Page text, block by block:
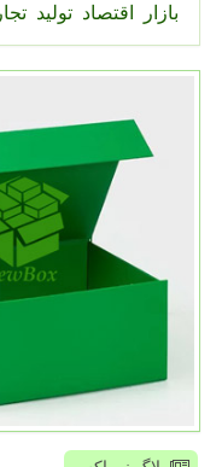
بازار اقتصاد تولید